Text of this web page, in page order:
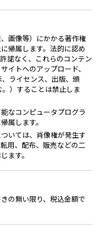
画像等）にかかる著作権
帰属します。法的に認め
諾なく、これらのコンテン
イトへのアップロード、
ライセンス、出版、頒
）することは禁止しま
なコンピュータプログラ
属します。
いては、肖像権が発生す
用、配布、販売などの二
ます。
の無い限り、税込金額で